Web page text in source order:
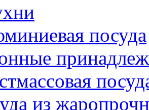
посуда
из